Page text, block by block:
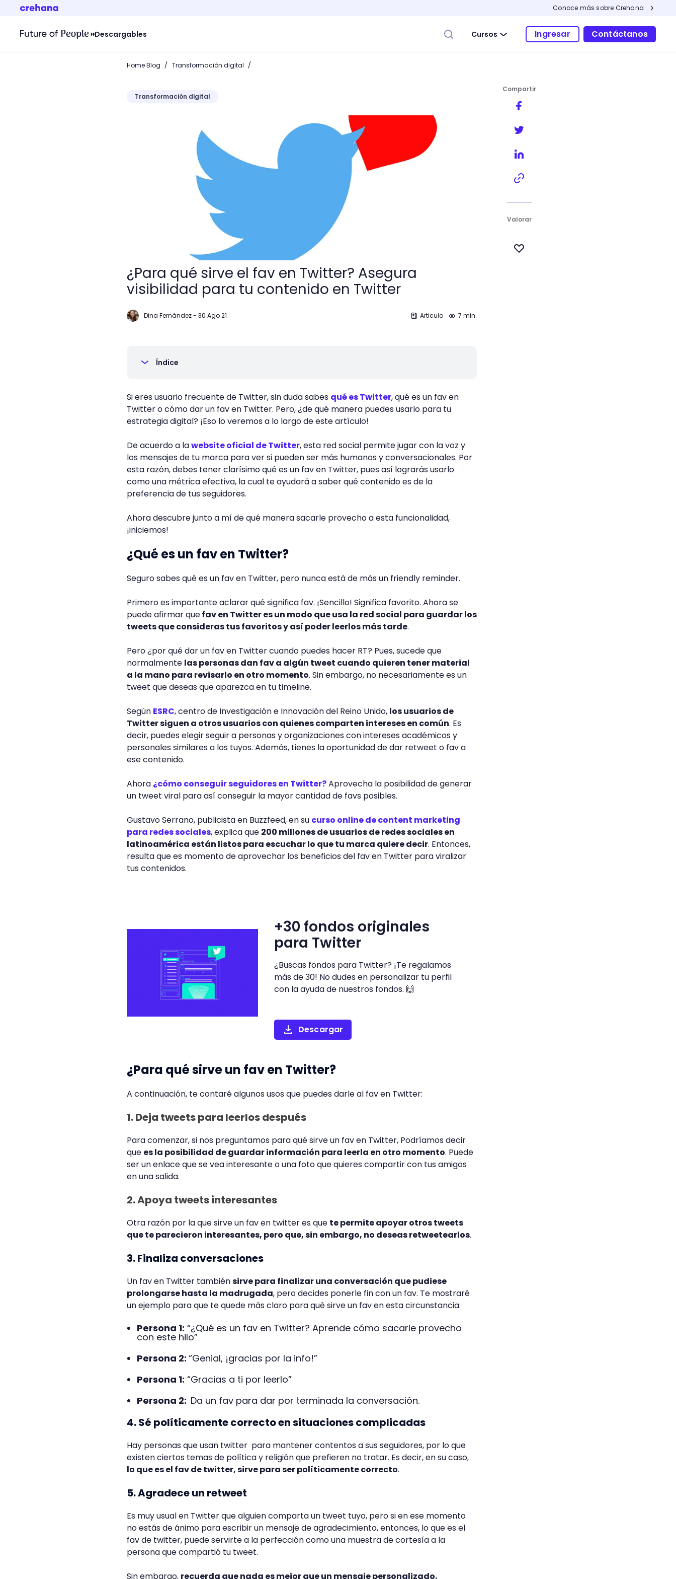
Conoce más sobre Crehana
Descargables Cursos Ingresar Contáctanos
Home Blog / Transformación digital /
Transformación digital
¿Para qué sirve el fav en Twitter? Asegura visibilidad para tu contenido en Twitter
¿Para qué sirve el fav en Twitter? Asegura
visibilidad para tu contenido en Twitter
Dina Fernández- 30 Ago 21 Articulo 7 min.
Índice
Si eres usuario frecuente de Twitter, sin duda sabes qué es Twitter, qué es un fav en
Twitter o cómo dar un fav en Twitter. Pero, ¿de qué manera puedes usarlo para tu
estrategia digital? ¡Eso lo veremos a lo largo de este artículo!
De acuerdo a lawebsite oficial de Twitter, esta red social permite jugar con la voz y
los mensajes de tu marca para ver si pueden ser más humanos y conversacionales. Por
esta razón, debes tener clarísimo qué es un fav en Twitter, pues así lograrás usarlo
como una métrica efectiva, la cual te ayudará a saber qué contenido es de la
preferencia de tus seguidores.
Ahora descubre junto a mí de qué manera sacarle provecho a esta funcionalidad,
¡iniciemos!
¿Qué es un fav en Twitter?
Seguro sabes qué es un fav en Twitter, pero nunca está de más un friendly reminder.
Primero es importante aclarar qué significa fav. ¡Sencillo! Significa favorito. Ahora se
puede afirmar quefav en Twitter es un modo que usa la red social para guardar los
tweets que consideras tus favoritos y así poder leerlos más tarde.
Pero ¿por qué dar un fav en Twitter cuando puedes hacer RT? Pues, sucede que
normalmente las personas dan fav a algún tweet cuando quieren tener material
a la mano para revisarlo en otro momento. Sin embargo, no necesariamente es un
tweet que deseas que aparezca en tu timeline.
Según ESRC, centro de Investigación e Innovación del Reino Unido, los usuarios de
Twitter siguen a otros usuarios con quienes comparten intereses en común. Es
decir, puedes elegir seguir a personas y organizaciones con intereses académicos y
personales similares a los tuyos. Además, tienes la oportunidad de dar retweet o fav a
ese contenido.
Ahora ¿cómo conseguir seguidores en Twitter?Aprovecha la posibilidad de generar
un tweet viral para así conseguir la mayor cantidad de favs posibles.
Gustavo Serrano, publicista en Buzzfeed, en su curso online de content marketing
para redes sociales, explica que 200 millones de usuarios de redes sociales en
latinoamérica están listos para escuchar lo que tu marca quiere decir. Entonces,
resulta que es momento de aprovechar los beneficios del fav en Twitter para viralizar
tus contenidos.
+30 fondos originales
para Twitter
¿Buscas fondos para Twitter? ¡Te regalamos
más de 30! No dudes en personalizar tu perfil
con la ayuda de nuestros fondos. 🙌
Descargar
¿Para qué sirve un fav en Twitter?
A continuación, te contaré algunos usos que puedes darle al fav en Twitter:
1. Deja tweets para leerlos después
Para comenzar, si nos preguntamos para qué sirve un fav en Twitter, Podríamos decir
que es la posibilidad de guardar información para leerla en otro momento. Puede
ser un enlace que se vea interesante o una foto que quieres compartir con tus amigos
en una salida.
2. Apoya tweets interesantes
Otra razón por la que sirve un fav en twitter es que te permite apoyar otros tweets
que te parecieron interesantes, pero que, sin embargo, no deseas retweetearlos.
3. Finaliza conversaciones
Un fav en Twitter tambiénsirve para finalizar una conversación que pudiese
prolongarse hasta la madrugada, pero decides ponerle fin con un fav. Te mostraré
un ejemplo para que te quede más claro para qué sirve un fav en esta circunstancia.
Persona 1: “¿Qué es un fav en Twitter? Aprende cómo sacarle provecho
con este hilo”
Persona 2: “Genial, ¡gracias por la info!”
Persona 1: “Gracias a ti por leerlo”
Persona 2: Da un fav para dar por terminada la conversación.
4. Sé políticamente correcto en situaciones complicadas
Hay personas que usan twitter para mantener contentos a sus seguidores, por lo que
existen ciertos temas de política y religión que prefieren no tratar. Es decir, en su caso,
lo que es el fav de twitter, sirve para ser políticamente correcto.
5. Agradece un retweet
Es muy usual en Twitter que alguien comparta un tweet tuyo, pero si en ese momento
no estás de ánimo para escribir un mensaje de agradecimiento, entonces, lo que es el
fav de twitter, puede servirte a la perfección como una muestra de cortesía a la
persona que compartió tu tweet.
Sin embargo, recuerda que nada es mejor que un mensaje personalizado,
Compartir
Valorar